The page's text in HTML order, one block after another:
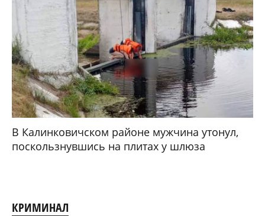
В Калинковичском районе мужчина утонул,
поскользнувшись на плитах у шлюза
КРИМИНАЛ